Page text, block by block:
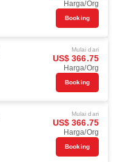
Harga/Org
Booking
Mulai dari
US$ 366.75
Harga/Org
Booking
Mulai dari
US$ 366.75
Harga/Org
Booking